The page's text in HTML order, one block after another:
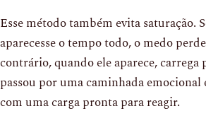
Esse método também evita saturação.
aparecesse o tempo todo, o medo
contrário, quando ele aparece, carrega
passou por uma caminhada emocional
com uma carga pronta para reagir.